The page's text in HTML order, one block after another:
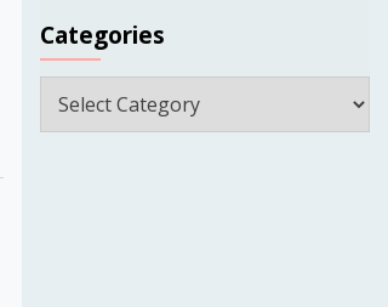
Categories
Categories